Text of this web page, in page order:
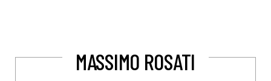
MASSIMO ROSATI